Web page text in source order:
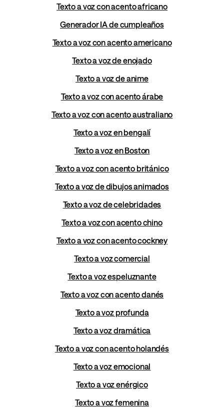
Texto a voz con acento africano
Generador IA de cumpleaños
Texto a voz con acento americano
Texto a voz de enojado
Texto a voz de anime
Texto a voz con acento árabe
Texto a voz con acento australiano
Texto a voz en bengalí
Texto a voz en Boston
Texto a voz con acento británico
Texto a voz de dibujos animados
Texto a voz de celebridades
Texto a voz con acento chino
Texto a voz con acento cockney
Texto a voz comercial
Texto a voz espeluznante
Texto a voz con acento danés
Texto a voz profunda
Texto a voz dramática
Texto a voz con acento holandés
Texto a voz emocional
Texto a voz enérgico
Texto a voz femenina